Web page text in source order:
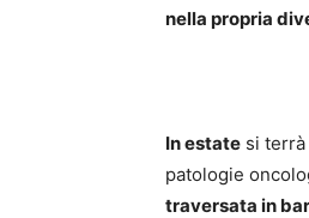
nella propria
In estate si terrà
patologie
traversata in